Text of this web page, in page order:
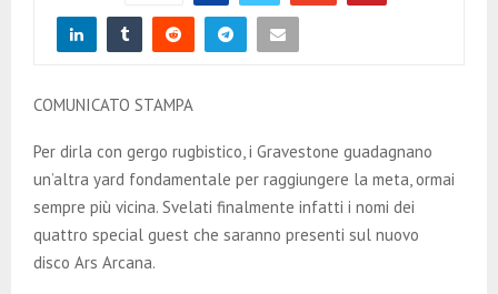
N
U
COMUNICATO STAMPA
Per dirla con gergo rugbistico, i Gravestone guadagnano
un’altra yard fondamentale per raggiungere la meta, ormai
sempre più vicina. Svelati finalmente infatti i nomi dei
quattro special guest che saranno presenti sul nuovo
disco Ars Arcana.